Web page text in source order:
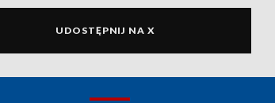
UDOSTĘPNIJ NA X